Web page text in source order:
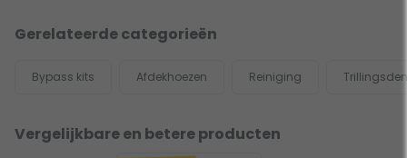
Gerelateerde categorieën
Bypass kits Afdekhoezen Reiniging
Vergelijkbare en betere producten